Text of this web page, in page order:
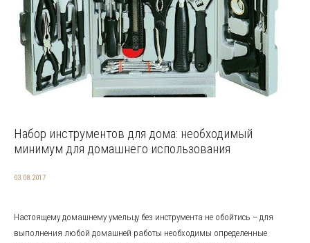
Набор инструментов для дома: необходимый
минимум для домашнего использования
03.08.2017
Настоящему домашнему умельцу без инструмента не обойтись – для
выполнения любой домашней работы необходимы определенные